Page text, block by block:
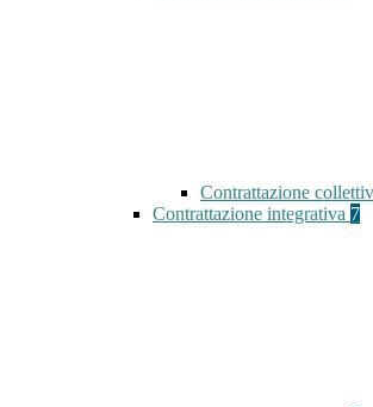
Contrattazione
Contrattazione integrativa 7